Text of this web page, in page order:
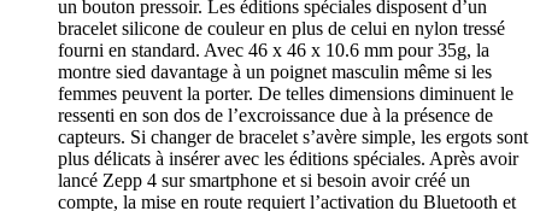
un bouton pressoir. Les éditions spéciales disposent d’un
bracelet silicone de couleur en plus de celui en nylon tressé
fourni en standard. Avec 46 x 46 x 10.6 mm pour 35g, la
montre sied davantage à un poignet masculin même si les
femmes peuvent la porter. De telles dimensions diminuent le
ressenti en son dos de l’excroissance due à la présence de
capteurs. Si changer de bracelet s’avère simple, les ergots sont
plus délicats à insérer avec les éditions spéciales. Après avoir
lancé Zepp 4 sur smartphone et si besoin avoir créé un
compte, la mise en route requiert l’activation du Bluetooth et